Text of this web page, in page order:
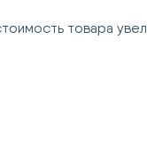
товара